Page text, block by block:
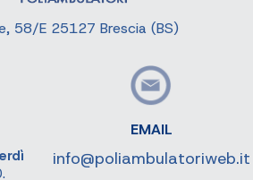
58/E 25127 Brescia (BS)
EMAIL
info@poliambulatoriweb.it